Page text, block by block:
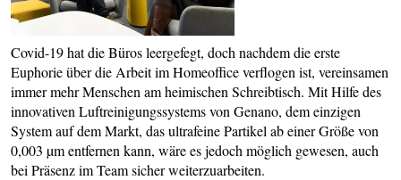
Covid-19 hat die Büros leergefegt, doch nachdem die erste
Euphorie über die Arbeit im Homeoffice verflogen ist, vereinsamen
immer mehr Menschen am heimischen Schreibtisch. Mit Hilfe des
innovativen Luftreinigungssystems von Genano, dem einzigen
System auf dem Markt, das ultrafeine Partikel ab einer Größe von
0,003 µm entfernen kann, wäre es jedoch möglich gewesen, auch
bei Präsenz im Team sicher weiterzuarbeiten.